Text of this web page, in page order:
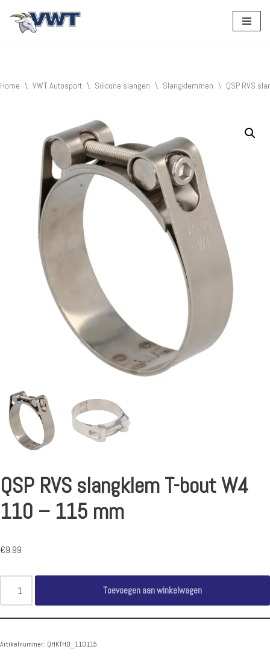
Home \ VWT Autosport \ Silicone slangen \ Slangklemmen \ QSP RVS
QSP RVS slangklem T-bout W4
110 – 115 mm
€9.99
Toevoegen aan winkelwagen
Artikelnummer: QHKTHD_110115